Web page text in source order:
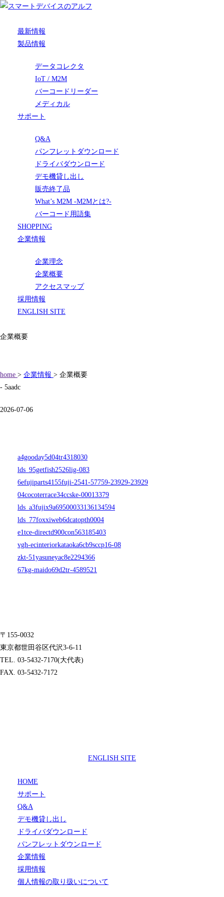
最新情報
製品情報
データコレクタ
IoT / M2M
バーコードリーダー
メディカル
サポート
Q&A
パンフレットダウンロード
ドライバダウンロード
デモ機貸し出し
販売終了品
What’s M2M -M2Mとは?-
バーコード用語集
SHOPPING
企業情報
企業理念
企業概要
アクセスマップ
採用情報
ENGLISH SITE
企業概要
home > 企業情報 > 企業概要
- 5aadc
2026-07-06
a4gooday5d04tr4318030
lds_95getfish2526lig-083
6efujiparts4155fuji-2541-57759-23929-23929
04cocoterrace34ccske-00013379
lds_a3fujix9a69500033136134594
lds_77foxxiweb6dcatopth0004
e1tce-directd900con563185403
vgh-ecinteriorkataoka6cb9sccp16-08
zkt-51yasuneyac8e2294366
67kg-maido69d2tr-4589521
〒155-0032
東京都世田谷区代沢3-6-11
TEL. 03-5432-7170(大代表)
FAX. 03-5432-7172
ENGLISH SITE
HOME
サポート
Q&A
デモ機貸し出し
ドライバダウンロード
パンフレットダウンロード
企業情報
採用情報
個人情報の取り扱いについて